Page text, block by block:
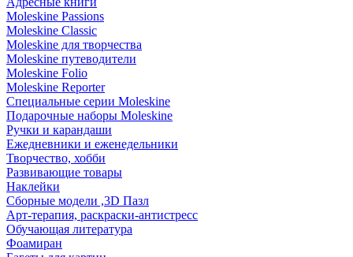
Moleskine Passions
Moleskine Classic
Moleskine для творчества
Moleskine путеводители
Moleskine Folio
Moleskine Reporter
Специальные серии Moleskine
Подарочные наборы Moleskine
Ручки и карандаши
Ежедневники и еженедельники
Творчество, хобби
Развивающие товары
Наклейки
Сборные модели ,3D Пазл
Арт-терапия, раскраски-антистресс
Обучающая литература
Фоамиран